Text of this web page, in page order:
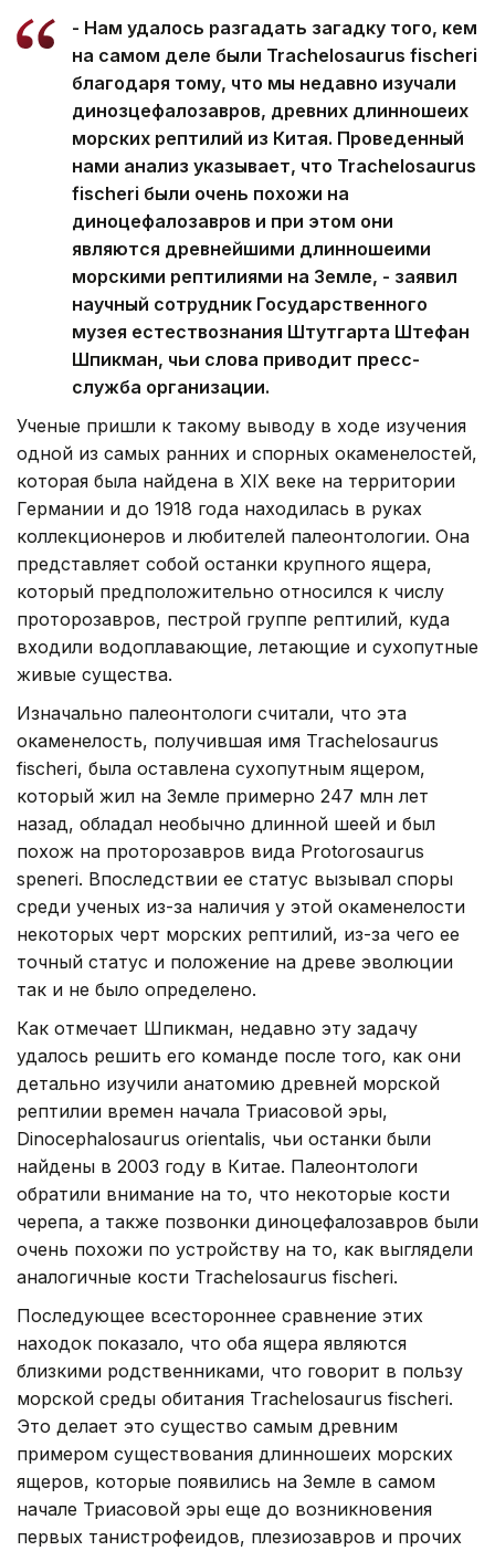
- Нам удалось разгадать загадку того, кем
на самом деле были Trachelosaurus fischeri
благодаря тому, что мы недавно изучали
динозцефалозавров, древних длинношеих
морских рептилий из Китая. Проведенный
нами анализ указывает, что Trachelosaurus
fischeri были очень похожи на
диноцефалозавров и при этом они
являются древнейшими длинношеими
морскими рептилиями на Земле, - заявил
научный сотрудник Государственного
музея естествознания Штутгарта Штефан
Шпикман, чьи слова приводит пресс-
служба организации.
Ученые пришли к такому выводу в ходе изучения
одной из самых ранних и спорных окаменелостей,
которая была найдена в XIX веке на территории
Германии и до 1918 года находилась в руках
коллекционеров и любителей палеонтологии. Она
представляет собой останки крупного ящера,
который предположительно относился к числу
проторозавров, пестрой группе рептилий, куда
входили водоплавающие, летающие и сухопутные
живые существа.
Изначально палеонтологи считали, что эта
окаменелость, получившая имя Trachelosaurus
fischeri, была оставлена сухопутным ящером,
который жил на Земле примерно 247 млн лет
назад, обладал необычно длинной шеей и был
похож на проторозавров вида Protorosaurus
speneri. Впоследствии ее статус вызывал споры
среди ученых из-за наличия у этой окаменелости
некоторых черт морских рептилий, из-за чего ее
точный статус и положение на древе эволюции
так и не было определено.
Как отмечает Шпикман, недавно эту задачу
удалось решить его команде после того, как они
детально изучили анатомию древней морской
рептилии времен начала Триасовой эры,
Dinocephalosaurus orientalis, чьи останки были
найдены в 2003 году в Китае. Палеонтологи
обратили внимание на то, что некоторые кости
черепа, а также позвонки диноцефалозавров были
очень похожи по устройству на то, как выглядели
аналогичные кости Trachelosaurus fischeri.
Последующее всестороннее сравнение этих
находок показало, что оба ящера являются
близкими родственниками, что говорит в пользу
морской среды обитания Trachelosaurus fischeri.
Это делает это существо самым древним
примером существования длинношеих морских
ящеров, которые появились на Земле в самом
начале Триасовой эры еще до возникновения
первых танистрофеидов, плезиозавров и прочих